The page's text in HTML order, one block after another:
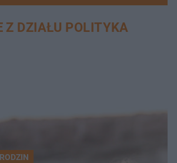
Z DZIAŁU POLITYKA